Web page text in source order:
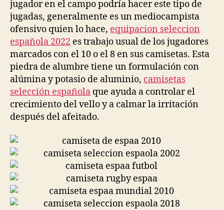
jugador en el campo podría hacer este tipo de
jugadas, generalmente es un mediocampista
ofensivo quien lo hace, equipacion seleccion
española 2022 es trabajo usual de los jugadores
marcados con el 10 o el 8 en sus camisetas. Esta
piedra de alumbre tiene un formulación con
alúmina y potasio de aluminio, camisetas
selección española que ayuda a controlar el
crecimiento del vello y a calmar la irritación
después del afeitado.